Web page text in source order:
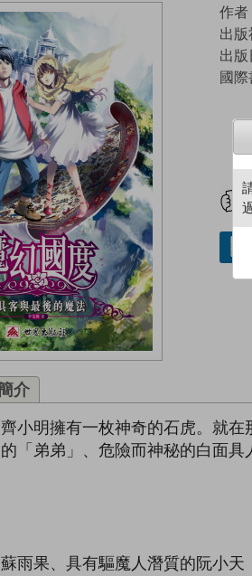
作者
出版
出版
國際
介
小明擁有一枚神奇的石虎。就
「弟弟」、危險而神秘的白面具
雨果、具有驅魔人潛質的阮小